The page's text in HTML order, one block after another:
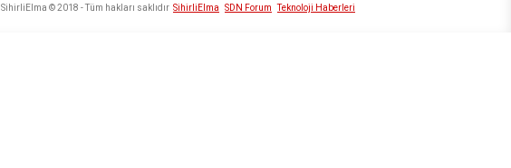
SihirliElma SDN Forum Teknoloji Haberleri
SihirliElma © 2018 - Tüm hakları saklıdır